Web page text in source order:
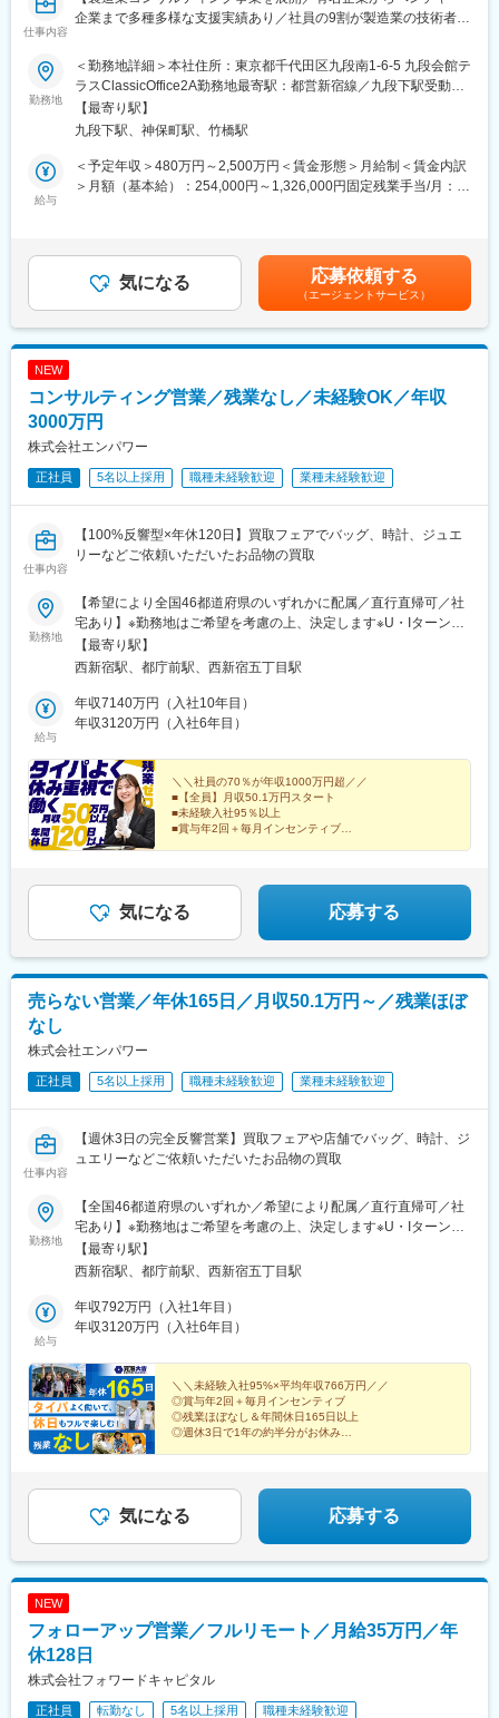
当社は2023年2月に設立された楽天グループ100％出資の新会社
で、事業運営に必要な企画、立ち上げ、コンサルティング、オペ
レーション管理、システム・インフラ整備までを一括して提供し
ています。
変更の範囲：会社の定める業務
■教育体制：
サービス知識・業務の流れなど基礎から学べ、楽天グループ共通
のeラーニングでビジネススキルの習得も可能。未経験でも安心し
てスタートできる環境です。
■このポジションの魅力：
◇未経験でも成長しやすいシンプルなオペレーション
料金体系が他キャリアよりシンプル覚えやすく、提案力を磨きや
後発キャリアだからこそ柔軟で風通しがよく、改善提案や企画が
店舗運営に活かされやすい文化があります。
スタッフ（R CREW）としてご活躍いただいたのち、約1年で店長
ャリアがあります。
■組織構成：
重視し、相談しやすく協力し合える職場環境です。
当社は2023年2月に設立された楽天グループ100％出資の新会社
で、事業運営に必要な企画、立ち上げ、コンサルティング、オペ
ています。
変更の範囲：会社の定める業務
仕事内容
企業まで多種多様な支援実績あり／社員の9割が製造業の技術者出
■募集背景：
当社では、PLM（Product Lifecycle Management）の導入を単な
るシステム実装と捉えるのではなく、製造業のお客様のビジネス
変革の触媒として位置づけています。多くのコンサルティングフ
ァームがシステム側かビジネス側のどちらかに偏重する中、私た
ちは「業務とシステムの二刀流」のアプローチでクライアントの
■業務内容：
・クライアントの製品開発プロセスと情報伝達の現状調査とあり
業務プロセス変革推進
・クライアント特有の競争優位性を強化するカスタム機能開発の
定義・支援
業に向けてDX支援、新規事業支援といったコンサルティング事業
と、新製品開発や新規生産設備導入等製造業におけるプロジェク
社の事業拡大に伴い、一緒に製造業を盛り上げていける仲間を募
集致します。
勤務地
＜勤務地詳細＞本社住所：東京都千代田区九段南1-6-5 九段会館テ
ラスClassicOffice2A勤務地最寄駅：都営新宿線／九段下駅受動喫
煙対策：屋内全面禁煙変更の範囲：会社の定める事業所（リモー
トワーク含む）
【最寄り駅】
九段下駅、神保町駅、竹橋駅
給与
＜予定年収＞480万円～2,500万円＜賃金形態＞月給制＜賃金内訳
＞月額（基本給）：254,000円～1,326,000円固定残業手当/月：
当社基準により待遇を決定するが、待遇については応相談・人事
評価に基づき年１回の報酬見直し（4月）・業績により年2回賞与
支給 （2023年実績、2.0か月支給）・別途決算賞与あり（2023年
実績、1.0か月支給）賃金はあくまでも目安の金額であり、選考を
通じて上下する可能性があります。月給(月額)は固定手当を含めた
気になる 応募依頼する
（エージェントサービス）
NEW
コンサルティング営業／残業なし／未経験OK／年収
3000万円
株式会社エンパワー
正社員 5名以上採用 職種未経験歓迎 業種未経験歓迎
仕事内容
【100%反響型×年休120日】買取フェアでバッグ、時計、ジュエ
リーなどご依頼いただいたお品物の買取
勤務地
【希望により全国46都道府県のいずれかに配属／直行直帰可／社
宅あり】※勤務地はご希望を考慮の上、決定します※U・Iターン歓
迎（社宅あり） ※マイカー通勤OK（地域により規定あり。詳細
はお問合せください）◆北海道・東北北海道・青森・岩手・秋
栃木・群馬◆中部山梨・新潟・富山・石川・福井・長野・岐阜・
静岡・愛知・三重◆近畿滋賀・京都・大阪・兵庫・和歌山・奈良
知・徳島◆九州福岡・佐賀・長崎・熊本・大分・宮崎・鹿児島※適
性に応じて直営店舗で経験を積んでいただく場合もあり《出張も
旅行気分で♪》出張先では、チームで現地のグルメを味わったり、
観光地を巡ったり。旅気分でリフレッシュしながら働いていま
す！
【最寄り駅】
西新宿駅、都庁前駅、西新宿五丁目駅
給与
年収7140万円（入社10年目）
年収3120万円（入社6年目）
＼＼社員の70％が年収1000万円超／／
■【全員】月収50.1万円スタート
■未経験入社95％以上
■賞与年2回＋毎月インセンティブ
気になる 応募する
売らない営業／年休165日／月収50.1万円～／残業ほぼ
なし
株式会社エンパワー
正社員 5名以上採用 職種未経験歓迎 業種未経験歓迎
仕事内容
【週休3日の完全反響営業】買取フェアや店舗でバッグ、時計、ジ
ュエリーなどご依頼いただいたお品物の買取
勤務地
【全国46都道府県のいずれか／希望により配属／直行直帰可／社
宅あり】※勤務地はご希望を考慮の上、決定します※U・Iターン歓
迎（社宅あり） ※マイカー通勤OK（地域により規定あり。詳細
はお問合せください）◆北海道・東北北海道・青森・岩手・秋
栃木・群馬◆中部山梨・新潟・富山・石川・福井・長野・岐阜・
静岡・愛知・三重◆近畿滋賀・京都・大阪・兵庫・和歌山・奈良
知・徳島◆九州福岡・佐賀・長崎・熊本・大分・宮崎・鹿児島※適
性に応じて直営店舗で経験を積んでいただく場合もあり《出張も
旅行気分で♪》出張先では、チームで現地のグルメを味わったり、
観光地を巡ったり。旅気分でリフレッシュしながら働いていま
す！
【最寄り駅】
西新宿駅、都庁前駅、西新宿五丁目駅
給与
年収792万円（入社1年目）
年収3120万円（入社6年目）
＼＼未経験入社95%×平均年収766万円／／
◎賞与年2回＋毎月インセンティブ
◎残業ほぼなし＆年間休日165日以上
◎週休3日で1年の約半分がお休み
気になる 応募する
NEW
フォローアップ営業／フルリモート／月給35万円／年
休128日
株式会社フォワードキャピタル
正社員 転勤なし 5名以上採用
職種未経験歓迎